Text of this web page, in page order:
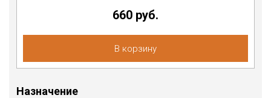
660 руб.
В корзину
Назначение